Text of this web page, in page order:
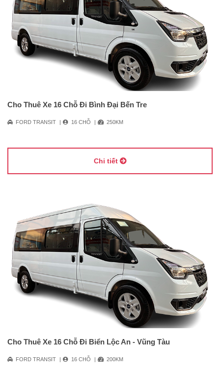
Cho Thuê Xe 16 Chỗ Đi Bình Đại Bến Tre
FORD TRANSIT 16 CHỖ 250KM
Chi tiết
Cho Thuê Xe 16 Chỗ Đi Biển Lộc An - Vũng Tàu
FORD TRANSIT 16 CHỖ 200KM